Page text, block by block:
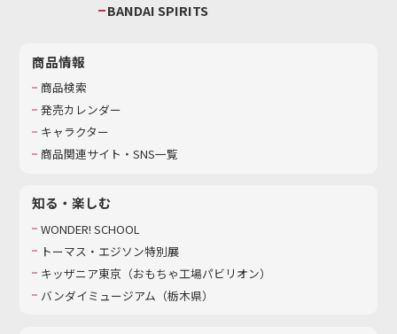
BANDAI SPIRITS
商品情報
商品検索
発売カレンダー
キャラクター
商品関連サイト・SNS一覧
知る・楽しむ
WONDER! SCHOOL
トーマス・エジソン特別展
キッザニア東京（おもちゃ工場パビリオン）​
バンダイミュージアム（栃木県）